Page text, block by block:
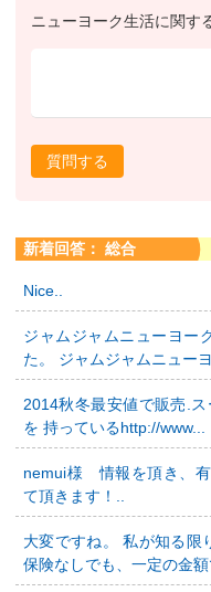
ニューヨーク生活に関す
質問する
新着回答： 総合
Nice..
ジャムジャムニューヨー
た。 ジャムジャムニュー
2014秋冬最安値で販売.
を 持っているhttp://www...
nemui様 情報を頂き、
て頂きます！..
大変ですね。 私が知る限
保険なしでも、一定の金額